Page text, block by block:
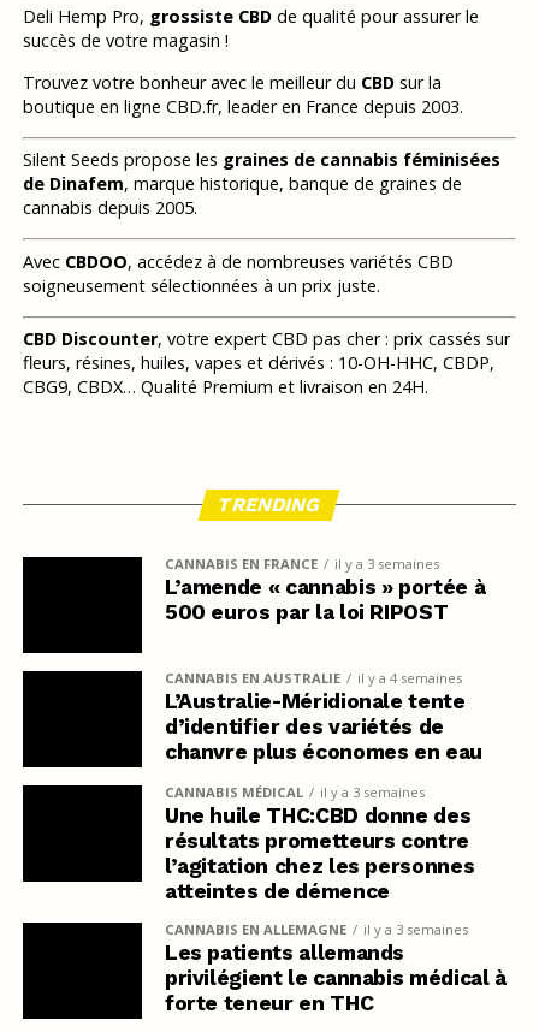
Deli Hemp Pro, grossiste CBDde qualité pour assurer le
succès de votre magasin !
Trouvez votre bonheur avec le meilleur du CBDsur la
boutique en ligne CBD.fr, leader en France depuis 2003.
Silent Seeds propose les graines de cannabis féminisées
de Dinafem, marque historique, banque de graines de
cannabis depuis 2005.
Avec CBDOO, accédez à de nombreuses variétés CBD
soigneusement sélectionnées à un prix juste.
CBD Discounter, votre expert CBD pas cher : prix cassés sur
fleurs, résines, huiles, vapes et dérivés : 10-OH-HHC, CBDP,
CBG9, CBDX… Qualité Premium et livraison en 24H.
TRENDING
CANNABIS EN FRANCE il y a 3 semaines
L’amende « cannabis » portée à
500 euros par la loi RIPOST
CANNABIS EN AUSTRALIE il y a 4 semaines
L’Australie-Méridionale tente
d’identifier des variétés de
chanvre plus économes en eau
CANNABIS MÉDICAL il y a 3 semaines
Une huile THC:CBD donne des
résultats prometteurs contre
l’agitation chez les personnes
atteintes de démence
CANNABIS EN ALLEMAGNE il y a 3 semaines
Les patients allemands
privilégient le cannabis médical à
forte teneur en THC